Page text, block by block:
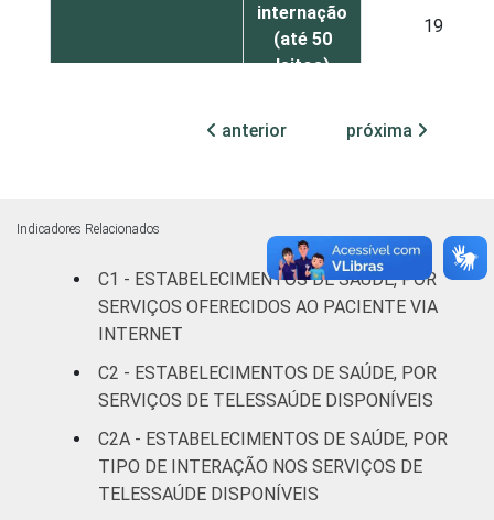
internação
(até 50
leitos)
19
Serviço de
apoio à
diagnose e
13
IDENTIFICAÇÃO DE
UNIDADE BÁSICA
DE SAÚDE
UBS 25
Não UBS 26
LOCALIZAÇÃO Capital
anterior próxima
Indicadores Relacionados
C1 - ESTABELECIMENTOS DE SAÚDE, POR
SERVIÇOS OFERECIDOS AO PACIENTE VIA
INTERNET
C2 - ESTABELECIMENTOS DE SAÚDE, POR
SERVIÇOS DE TELESSAÚDE DISPONÍVEIS
C2A - ESTABELECIMENTOS DE SAÚDE, POR
TIPO DE INTERAÇÃO NOS SERVIÇOS DE
TELESSAÚDE DISPONÍVEIS